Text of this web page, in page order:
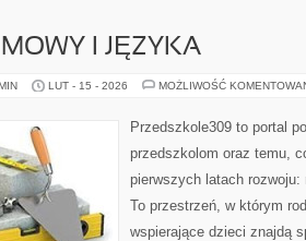
MOWY I JĘZYKA
LUT - 15 - 2026 MOŻLIWOŚĆ
Przedszkole309 to portal
przedszkolom oraz temu,
pierwszych latach
To przestrzeń, w którym
wspierające dzieci znajdą